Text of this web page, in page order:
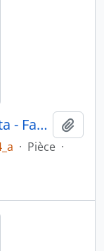
Palestina libera canzoni di lotta - Face A
· Pièce ·